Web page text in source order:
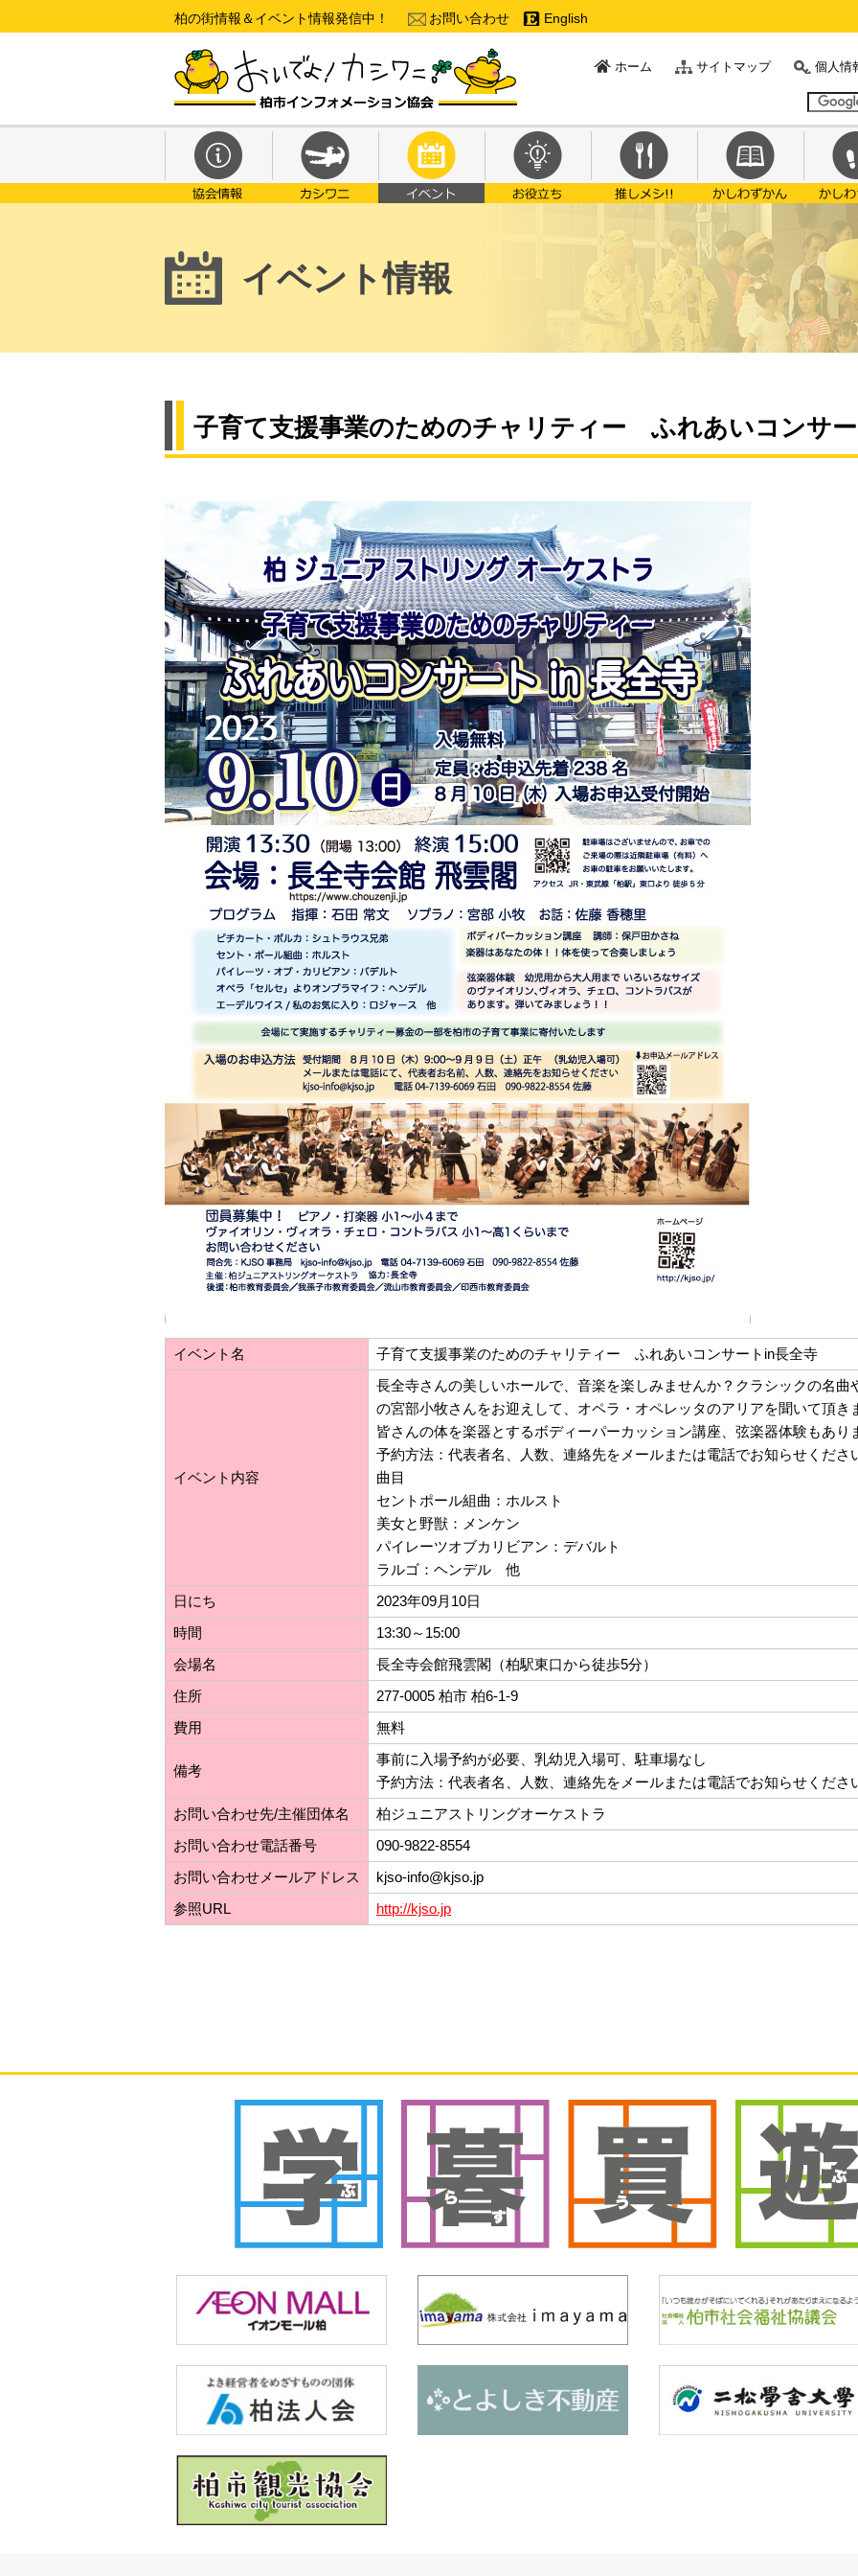
柏の街情報＆イベント情報発信中！ お問い合わせ English
ホーム サイトマップ 個人情
イベント情報
子育て支援事業のためのチャリティー ふれあいコンサ
イベント名 子育て支援事業のためのチャリティー ふれあいコンサートin長全寺
イベント内容
長全寺さんの美しいホールで、音楽を楽しみませんか？クラシックの名
の宮部小牧さんをお迎えして、オペラ・オペレッタのアリアを聞いて頂き
皆さんの体を楽器とするボディーパーカッション講座、弦楽器体験もあり
予約方法：代表者名、人数、連絡先をメールまたは電話でお知らせくださ
曲目
セントポール組曲：ホルスト
美女と野獣：メンケン
パイレーツオブカリビアン：デバルト
ラルゴ：ヘンデル 他
日にち
2023年09月10日
時間
13:30～15:00
会場名
長全寺会館飛雲閣（柏駅東口から徒歩5分）
住所
277-0005 柏市 柏6-1-9
費用
無料
備考
事前に入場予約が必要、乳幼児入場可、駐車場なし
予約方法：代表者名、人数、連絡先をメールまたは電話でお知らせくださ
お問い合わせ先/主催団体名
柏ジュニアストリングオーケストラ
お問い合わせ電話番号
090-9822-8554
お問い合わせメールアドレス
kjso-info@kjso.jp
参照URL
http://kjso.jp